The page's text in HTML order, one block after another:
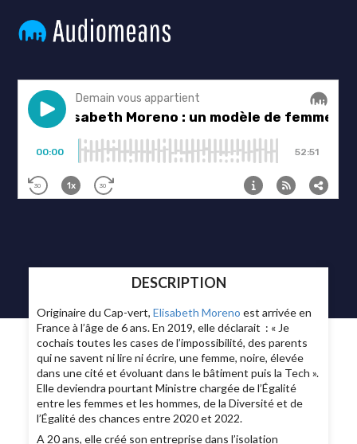
DESCRIPTION
Originaire du Cap-vert,Elisabeth Moreno est arrivée en
France à l’âge de 6 ans. En 2019, elle déclarait : « Je
cochais toutes les cases de l’impossibilité, des parents
qui ne savent ni lire ni écrire, une femme, noire, élevée
dans une cité et évoluant dans le bâtiment puis la Tech ».
Elle deviendra pourtant Ministre chargée de l’Égalité
entre les femmes et les hommes, de la Diversité et de
l’Égalité des chances entre 2020 et 2022.
A 20 ans, elle créé son entreprise dans l’isolation